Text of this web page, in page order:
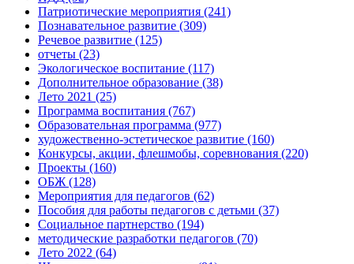
Патриотические мероприятия (241)
Познавательное развитие (309)
Речевое развитие (125)
отчеты (23)
Экологическое воспитание (117)
Дополнительное образование (38)
Лето 2021 (25)
Программа воспитания (767)
Образовательная программа (977)
художественно-эстетическое развитие (160)
Конкурсы, акции, флешмобы, соревнования (220)
Проекты (160)
ОБЖ (128)
Мероприятия для педагогов (62)
Пособия для работы педагогов с детьми (37)
Социальное партнерство (194)
методические разработки педагогов (70)
Лето 2022 (64)